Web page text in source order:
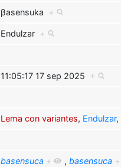
βasensuka +
Endulzar +
11:05:17 17 sep 2025 +
Lema con variantes, Endulzar,
basensuca + , basensuca +